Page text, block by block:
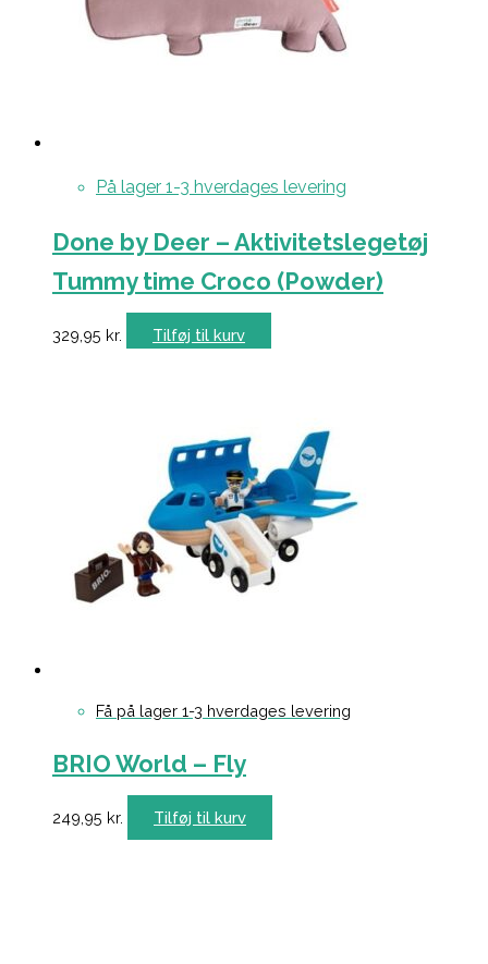
På lager 1-3 hverdages levering
Done by Deer – Aktivitetslegetøj
Tummy time Croco (Powder)
329,95 kr. Tilføj til kurv
Få på lager 1-3 hverdages levering
BRIO World – Fly
249,95 kr. Tilføj til kurv